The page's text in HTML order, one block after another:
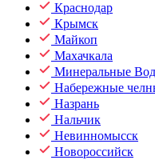
Краснодар
Крымск
Майкоп
Махачкала
Минеральные
Набережные
Назрань
Нальчик
Невинномысск
Новороссийск